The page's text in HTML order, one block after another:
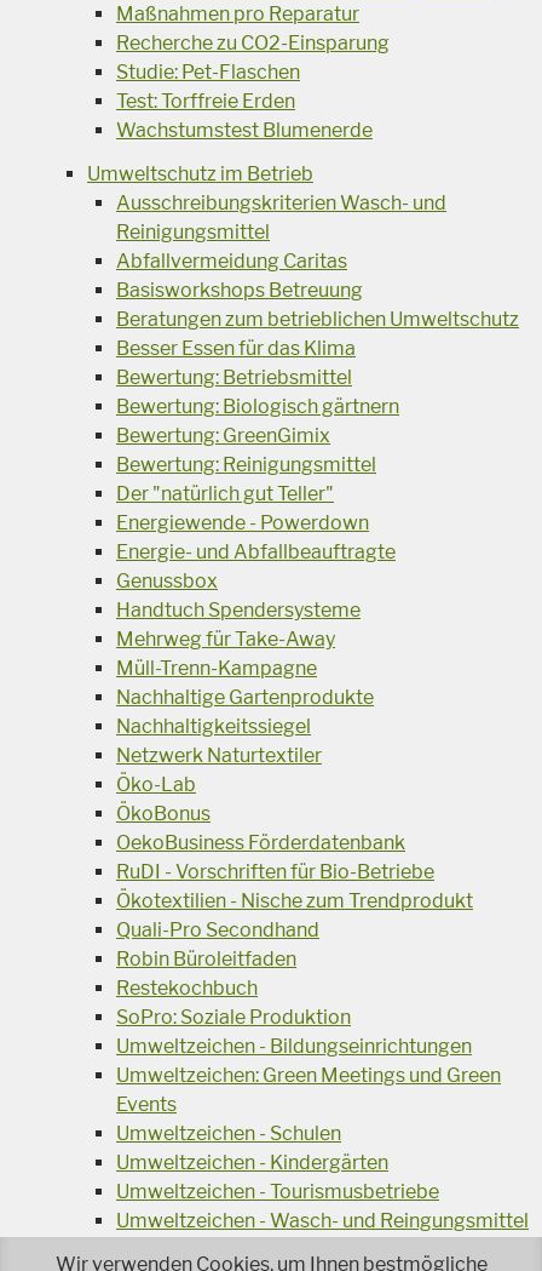
Maßnahmen pro Reparatur
Recherche zu CO2-Einsparung
Studie: Pet-Flaschen
Test: Torffreie Erden
Wachstumstest Blumenerde
Umweltschutz im Betrieb
Ausschreibungskriterien Wasch- und
Reinigungsmittel
Abfallvermeidung Caritas
Basisworkshops Betreuung
Beratungen zum betrieblichen Umweltschutz
Besser Essen für das Klima
Bewertung: Betriebsmittel
Bewertung: Biologisch gärtnern
Bewertung: GreenGimix
Bewertung: Reinigungsmittel
Der "natürlich gut Teller"
Energiewende - Powerdown
Energie- und Abfallbeauftragte
Genussbox
Handtuch Spendersysteme
Mehrweg für Take-Away
Müll-Trenn-Kampagne
Nachhaltige Gartenprodukte
Nachhaltigkeitssiegel
Netzwerk Naturtextiler
Öko-Lab
ÖkoBonus
OekoBusiness Förderdatenbank
RuDI - Vorschriften für Bio-Betriebe
Ökotextilien - Nische zum Trendprodukt
Quali-Pro Secondhand
Robin Büroleitfaden
Restekochbuch
SoPro: Soziale Produktion
Umweltzeichen - Bildungseinrichtungen
Umweltzeichen: Green Meetings und Green
Events
Umweltzeichen - Schulen
Umweltzeichen - Kindergärten
Umweltzeichen - Tourismusbetriebe
Umweltzeichen - Wasch- und Reingungsmittel
Wir verwenden Cookies, um Ihnen bestmögliche